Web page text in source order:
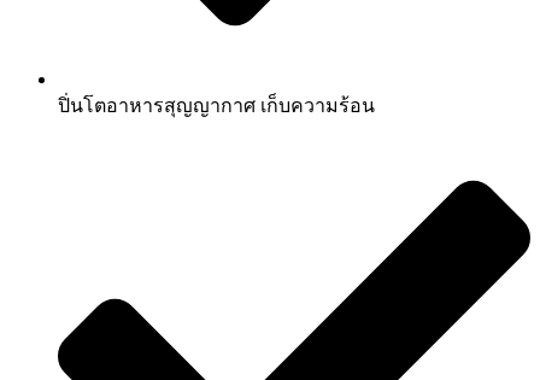
ปิ่นโตอาหารสุญญากาศ เก็บความร้อน